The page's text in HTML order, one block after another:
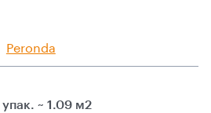
Peronda
упак. ~ 1.09 м2